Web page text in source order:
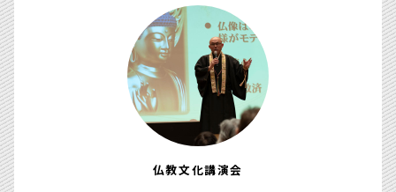
仏教文化講演会